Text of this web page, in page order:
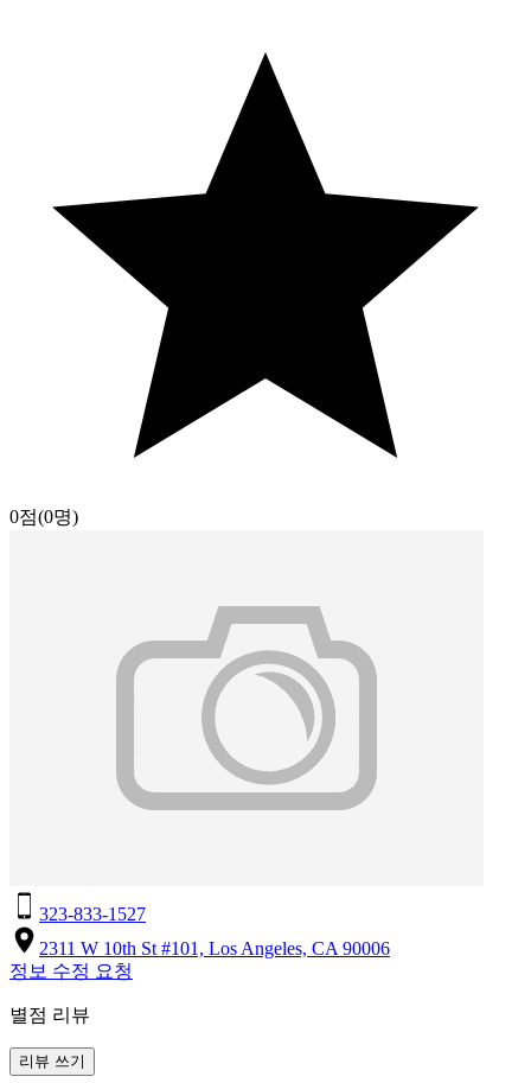
0점(0명)
323-833-1527
2311 W 10th St #101, Los Angeles, CA 90006
정보 수정 요청
별점 리뷰
리뷰 쓰기